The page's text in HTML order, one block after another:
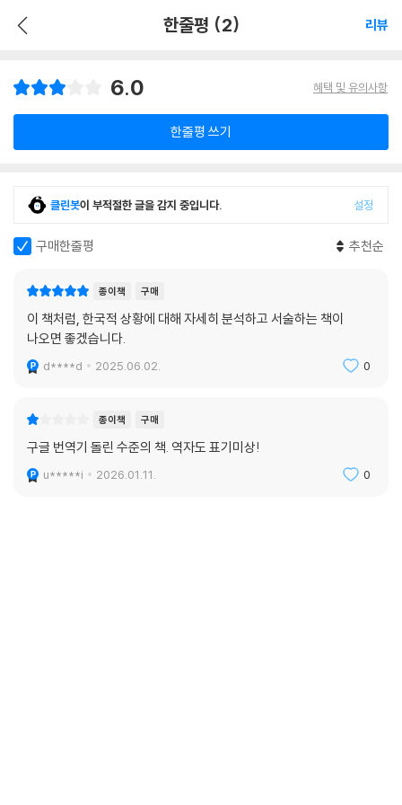
한줄평 (2) 리뷰
6.0 혜택 및 유의사항
한줄평 쓰기
클린봇이 부적절한 글을 감지 중입니다. 설정
구매한줄평 추천순
종이책 구매
이 책처럼, 한국적 상황에 대해 자세히 분석하고 서술하는 책이
나오면 좋겠습니다.
d****d 2025.06.02. 0
종이책 구매
구글 번역기 돌린 수준의 책. 역자도 표기미상!
u*****i 2026.01.11. 0